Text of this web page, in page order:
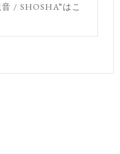
/ SHOSHA”はこ